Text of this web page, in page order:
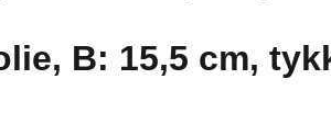
B: 15,5 cm,